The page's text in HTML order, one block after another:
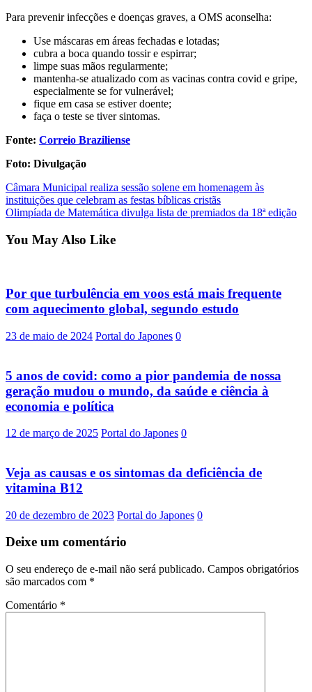
Para prevenir infecções e doenças graves, a OMS aconselha:
Use máscaras em áreas fechadas e lotadas;
cubra a boca quando tossir e espirrar;
limpe suas mãos regularmente;
mantenha-se atualizado com as vacinas contra covid e gripe,
especialmente se for vulnerável;
fique em casa se estiver doente;
faça o teste se tiver sintomas.
Fonte: Correio Braziliense
Foto: Divulgação
Post
navigation
Câmara Municipal realiza sessão solene em homenagem às
instituições que celebram as festas bíblicas cristãs
Olimpíada de Matemática divulga lista de premiados da 18ª edição
You May Also Like
Por que turbulência em voos está mais frequente
com aquecimento global, segundo estudo
23 de maio de 2024 Portal do Japones 0
5 anos de covid: como a pior pandemia de nossa
geração mudou o mundo, da saúde e ciência à
economia e política
12 de março de 2025 Portal do Japones 0
Veja as causas e os sintomas da deficiência de
vitamina B12
20 de dezembro de 2023 Portal do Japones 0
Deixe um comentário
O seu endereço de e-mail não será publicado. Campos obrigatórios
são marcados com *
Comentário *